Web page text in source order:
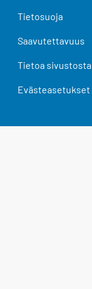
Tietosuoja
Saavutettavuus
Tietoa sivustosta
Evästeasetukset